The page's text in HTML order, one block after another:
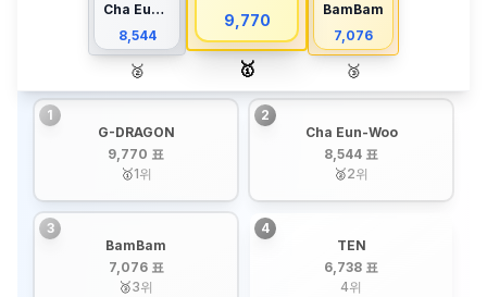
Cha Eun-Woo
8,544
🥈
9,770
🥇
BamBam
7,076
🥉
1
G-DRAGON
9,770 표
🥇1위
2
Cha Eun-Woo
8,544 표
🥈2위
3
BamBam
7,076 표
🥉3위
4
TEN
6,738 표
4위